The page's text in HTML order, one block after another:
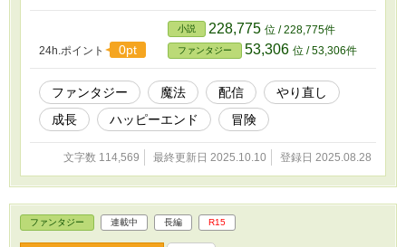
なかった男は二回目の人生神様の推しを配信して生き残る。 神様
の推しを配信するんです。 少しぐらい投げ銭もらったっていいよ
24h.ポイント
0pt
小説 228,775 位 / 228,775件
ファンタジー 53,306 位 / 53,306件
ファンタジー 魔法 配信
やり直し
成長
ハッピーエンド 冒険
文字数 114,569 最終更新日 2025.10.10 登録日 2025.08.28
ファンタジー 連載中 長編 R15